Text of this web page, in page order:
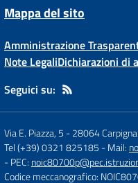
Mappa del sito
Amministrazione
Note LegaliDichiarazioni di
Seguici su:
Via E. Piazza, 5 -28064
Tel (+39) 0321 825185 - Mail:
- PEC:
Codice meccanografico: